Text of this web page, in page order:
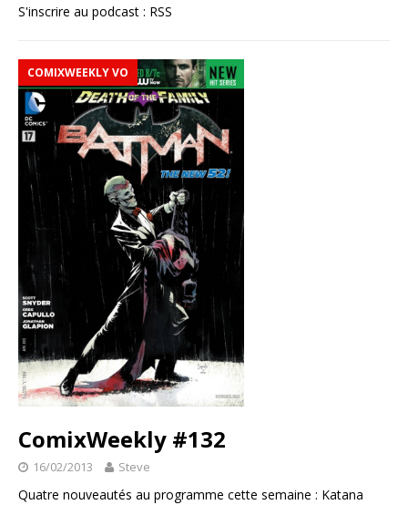
S'inscrire au podcast : RSS
COMIXWEEKLY VO
ComixWeekly #132
16/02/2013 Steve
Quatre nouveautés au programme cette semaine : Katana